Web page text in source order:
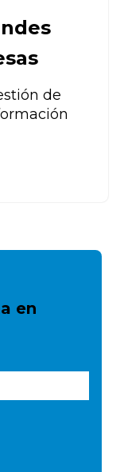
de
en